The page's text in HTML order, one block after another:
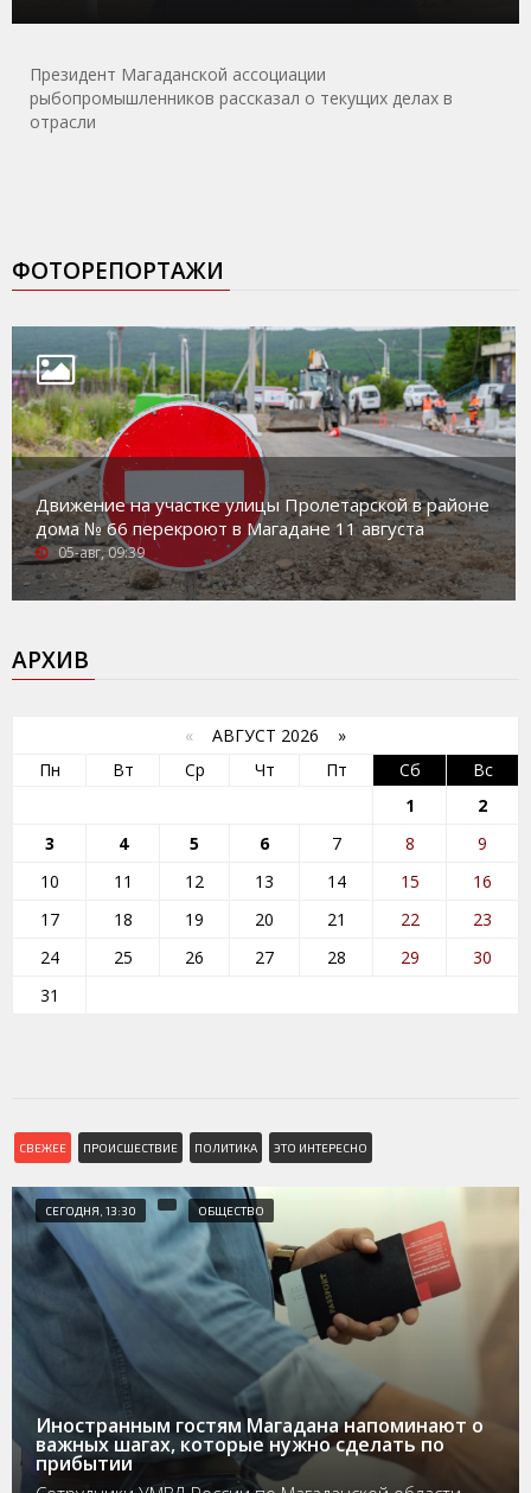
Президент Магаданской ассоциации
рыбопромышленников рассказал о текущих делах в
отрасли
ФОТОРЕПОРТАЖИ
Движение на участке улицы Пролетарской в районе
дома № 66 перекроют в Магадане 11 августа
05-авг, 09:39
АРХИВ
« АВГУСТ 2026 »
Пн
Вт Ср Чт Пт Сб
Вс
1
2
3
4 5 6 7 8
9
10
11 12 13 14 15
16
17
18 19 20 21 22
23
24
25 26 27 28 29
30
31
СВЕЖЕЕ ПРОИСШЕСТВИЕ ПОЛИТИКА ЭТО ИНТЕРЕСНО
СЕГОДНЯ, 13:30 ОБЩЕСТВО
Иностранным гостям Магадана напоминают о
важных шагах, которые нужно сделать по
прибытии